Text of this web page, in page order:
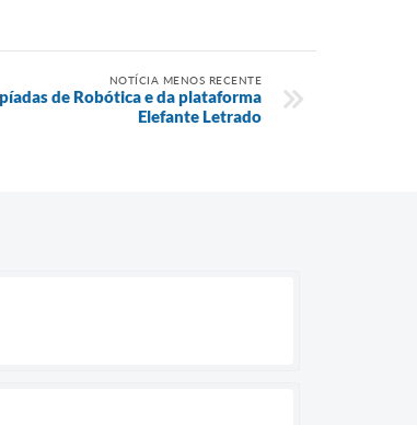
NOTÍCIA MENOS RECENTE
de Robótica e da plataforma
Elefante Letrado